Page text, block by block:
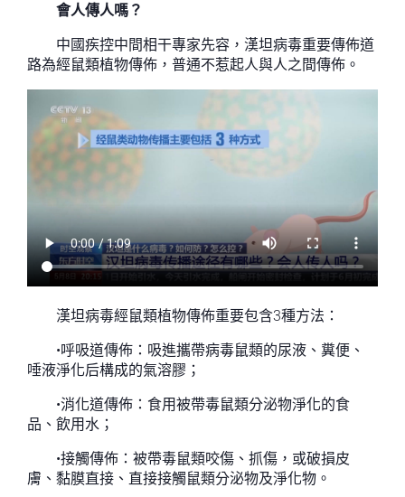
會人傳人嗎？
中國疾控中間相干專家先容，漢坦病毒重要傳佈道
路為經鼠類植物傳佈，普通不惹起人與人之間傳佈。
漢坦病毒經鼠類植物傳佈重要包含3種方法：
•呼吸道傳佈：吸進攜帶病毒鼠類的尿液、糞便、
唾液淨化后構成的氣溶膠；
•消化道傳佈：食用被帶毒鼠類分泌物淨化的食
品、飲用水；
•接觸傳佈：被帶毒鼠類咬傷、抓傷，或破損皮
膚、黏膜直接、直接接觸鼠類分泌物及淨化物。